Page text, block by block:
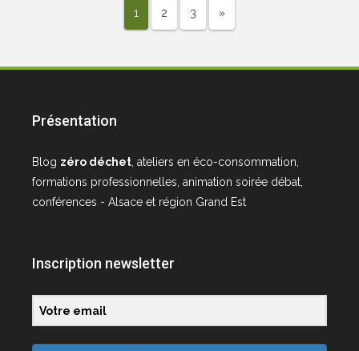
1 2 3 »
Présentation
Blog zéro déchet, ateliers en éco-consommation,
formations professionnelles, animation soirée débat,
conférences - Alsace et région Grand Est
Inscription newsletter